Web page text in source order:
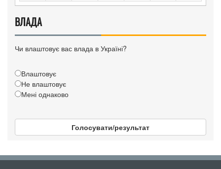
ВЛАДА
Чи влаштовує вас влада в Україні?
Влаштовує
Не влаштовує
Мені однаково
Голосувати/результат